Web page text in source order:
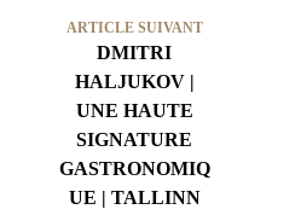
ARTICLE SUIVANT
DMITRI
HALJUKOV |
UNE HAUTE
SIGNATURE
GASTRONOMIQ
UE | TALLINN